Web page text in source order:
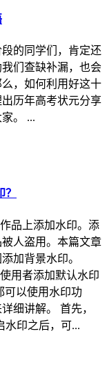
的同学们，肯定还
们查缺补漏，也会
，如何利用好这十
历年高考状元分享
。 ...
品上添加水印。添
人盗用。本篇文章
加背景水印。
用者添加默认水印
可以使用水印功
细讲解。 首先，
水印之后，可...